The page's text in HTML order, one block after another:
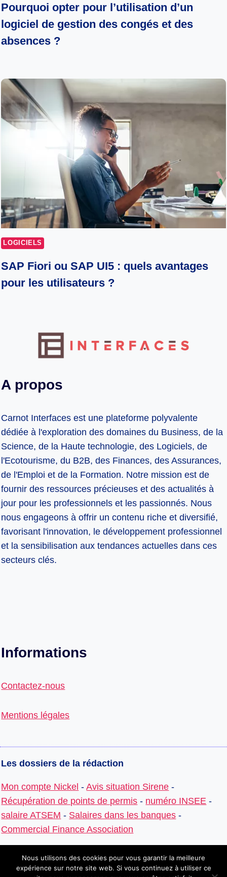
Pourquoi opter pour l’utilisation d’un
logiciel de gestion des congés et des
absences ?
LOGICIELS
SAP Fiori ou SAP UI5 : quels avantages
pour les utilisateurs ?
A propos
Carnot Interfaces est une plateforme polyvalente
dédiée à l'exploration des domaines du Business, de la
Science, de la Haute technologie, des Logiciels, de
l'Ecotourisme, du B2B, des Finances, des Assurances,
de l'Emploi et de la Formation. Notre mission est de
fournir des ressources précieuses et des actualités à
jour pour les professionnels et les passionnés. Nous
nous engageons à offrir un contenu riche et diversifié,
favorisant l'innovation, le développement professionnel
et la sensibilisation aux tendances actuelles dans ces
secteurs clés.
Informations
Contactez-nous
Mentions légales
Les dossiers de la rédaction
Mon compte Nickel -Avis situation Sirene -
Récupération de points de permis - numéro INSEE -
salaire ATSEM - Salaires dans les banques -
Commercial Finance Association
Nous utilisons des cookies pour vous garantir la meilleure
expérience sur notre site web. Si vous continuez à utiliser ce